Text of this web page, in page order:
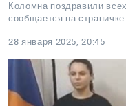
Коломна поздравили
сообщается на
28 января 2025, 20:45